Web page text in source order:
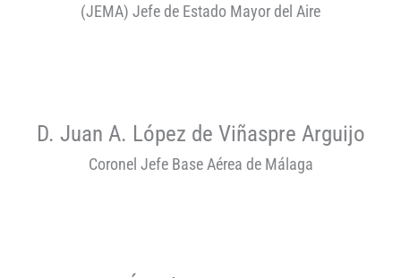
(JEMA) Jefe de Estado Mayor del Aire
D. Juan A. López de Viñaspre Arguijo
Coronel Jefe Base Aérea de Málaga